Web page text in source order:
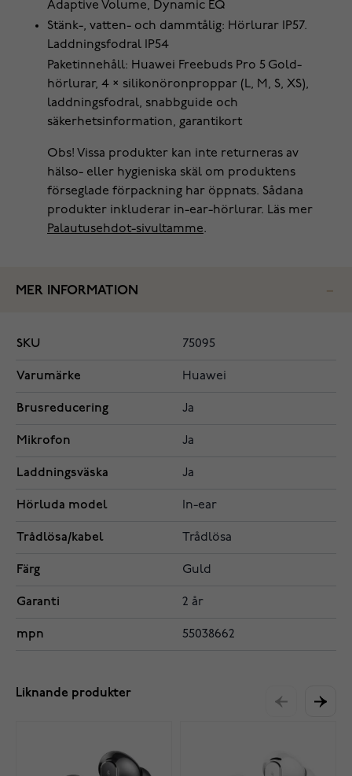
Adaptive Volume, Dynamic EQ
Stänk-, vatten- och dammtålig: Hörlurar IP57.
Laddningsfodral IP54
Paketinnehåll: Huawei Freebuds Pro 5 Gold-
hörlurar, 4 × silikonöronproppar (L, M, S, XS),
laddningsfodral, snabbguide och
säkerhetsinformation, garantikort
Obs! Vissa produkter kan inte returneras av
hälso- eller hygieniska skäl om produktens
förseglade förpackning har öppnats. Sådana
produkter inkluderar in-ear-hörlurar. Läs mer
Palautusehdot-sivultamme.
MER INFORMATION
SKU 75095
Varumärke Huawei
Brusreducering Ja
Mikrofon Ja
Laddningsväska Ja
Hörluda model In-ear
Trådlösa/kabel Trådlösa
Färg Guld
Garanti 2 år
mpn 55038662
Liknande produkter